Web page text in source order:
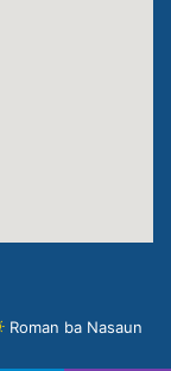
Roman ba Nasaun